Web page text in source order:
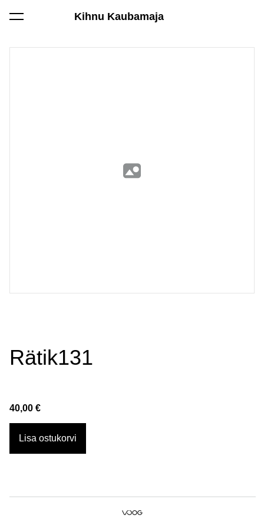
Kihnu Kaubamaja
lisati ostukorvi. Vaata ostukorvi
Rätik131
40,00 €
Lisa ostukorvi